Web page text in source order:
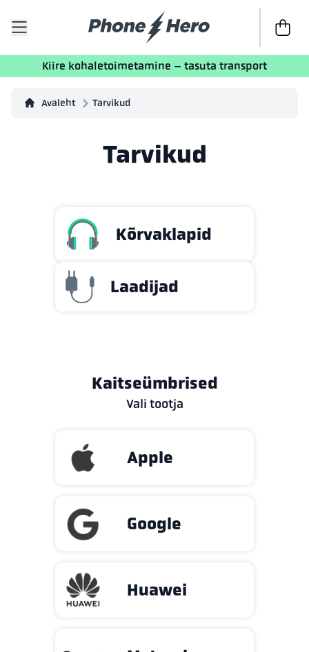
Kassasse
Kiire kohaletoimetamine – tasuta transport
Avaleht Tarvikud
Tarvikud
Kõrvaklapid
Laadijad
Kaitseümbrised
Vali tootja
Apple
Google
Huawei